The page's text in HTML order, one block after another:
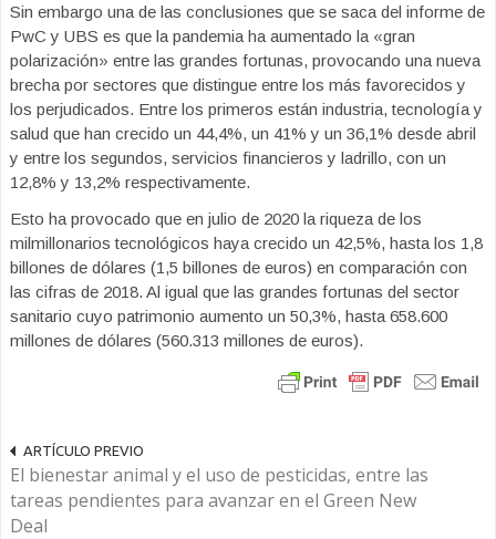
Sin embargo una de las conclusiones que se saca del informe de
PwC y UBS es que la pandemia ha aumentado la «gran
polarización» entre las grandes fortunas, provocando una nueva
brecha por sectores que distingue entre los más favorecidos y
los perjudicados. Entre los primeros están industria, tecnología y
salud que han crecido un 44,4%, un 41% y un 36,1% desde abril
y entre los segundos, servicios financieros y ladrillo, con un
12,8% y 13,2% respectivamente.
Esto ha provocado que en julio de 2020 la riqueza de los
milmillonarios tecnológicos haya crecido un 42,5%, hasta los 1,8
billones de dólares (1,5 billones de euros) en comparación con
las cifras de 2018. Al igual que las grandes fortunas del sector
sanitario cuyo patrimonio aumento un 50,3%, hasta 658.600
millones de dólares (560.313 millones de euros).
ARTÍCULO PREVIO
El bienestar animal y el uso de pesticidas, entre las
tareas pendientes para avanzar en el Green New
Deal